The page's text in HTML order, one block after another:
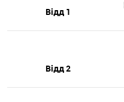
Відд 1
Відд 2